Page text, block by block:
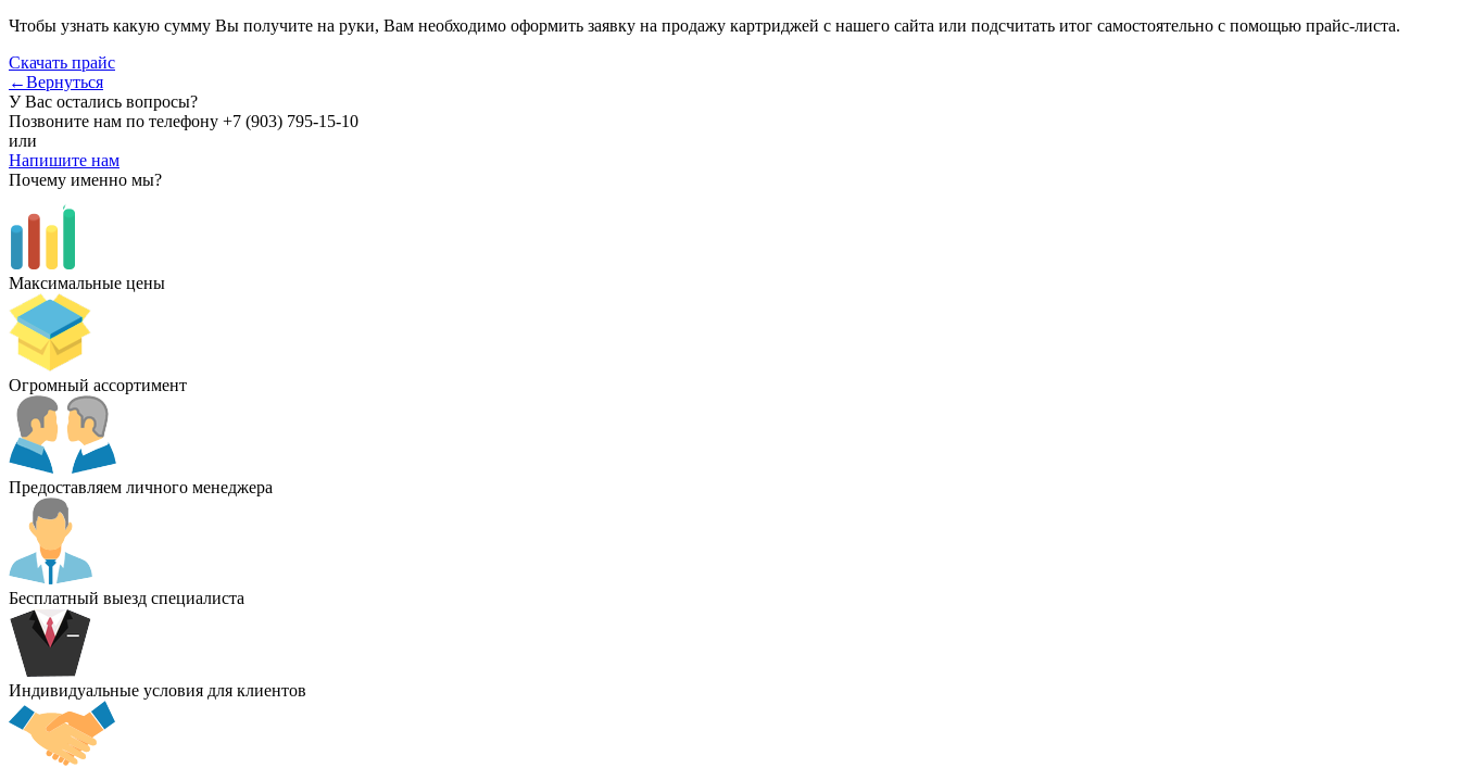
Чтобы узнать какую сумму Вы получите на руки, Вам необходимо оформить заявку на продажу картриджей с нашего сайта или подсчитать итог самостоятельно с помощью прайс-листа.
Скачать прайс
←Вернуться
У Вас остались вопросы?
Позвоните нам по телефону +7 (903) 795-15-10
или
Напишите нам
Почему именно мы?
Максимальные цены
Огромный ассортимент
Предоставляем личного менеджера
Бесплатный выезд специалиста
Индивидуальные условия для клиентов